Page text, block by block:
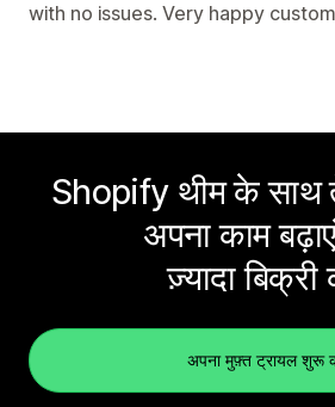
with no issues. Very happy
Shopify थीम के साथ
अपना काम
ज़्यादा
अपना मुफ़्त ट्रायल शुरू